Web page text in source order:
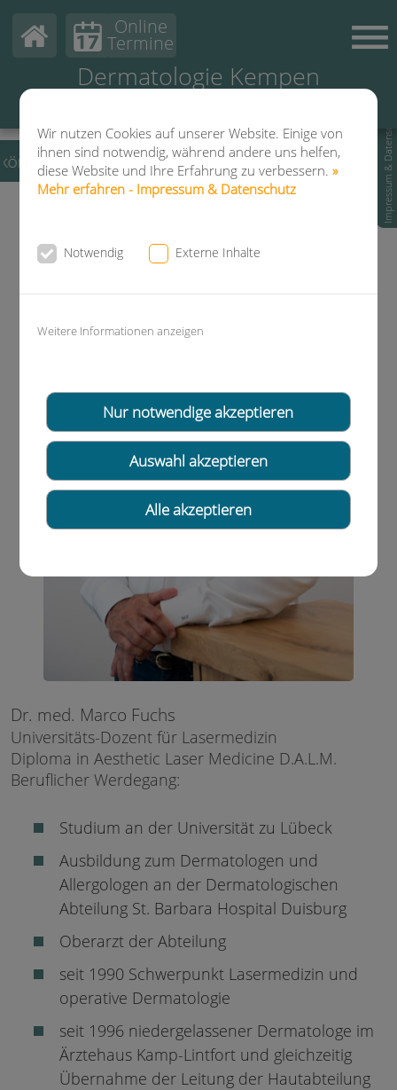
Wir nutzen Cookies auf unserer Website. Einige von
ihnen sind notwendig, während andere uns helfen,
diese Website und Ihre Erfahrung zu verbessern.»
Mehr erfahren - Impressum & Datenschutz
Notwendig Externe Inhalte
Weitere Informationen anzeigen
Nur notwendige akzeptieren
Auswahl akzeptieren
Alle akzeptieren
Impressum & Datenschutz
Online
Termine
Dermatologie Kempen
Sie wieder Termine zur Fußpflege
Dr. med. Marco Fuchs
Universitäts-Dozent für Lasermedizin
Diploma in Aesthetic Laser Medicine D.A.L.M.
Beruflicher Werdegang:
Studium an der Universität zu Lübeck
Ausbildung zum Dermatologen und
Allergologen an der Dermatologischen
Abteilung St. Barbara Hospital Duisburg
Oberarzt der Abteilung
seit 1990 Schwerpunkt Lasermedizin und
operative Dermatologie
seit 1996 niedergelassener Dermatologe im
Ärztehaus Kamp-Lintfort und gleichzeitig
Übernahme der Leitung der Hautabteilung